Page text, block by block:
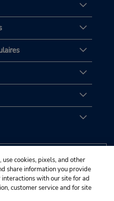
cookies, pixels, and other
share information you provide
with our site for ad
customer service and for site